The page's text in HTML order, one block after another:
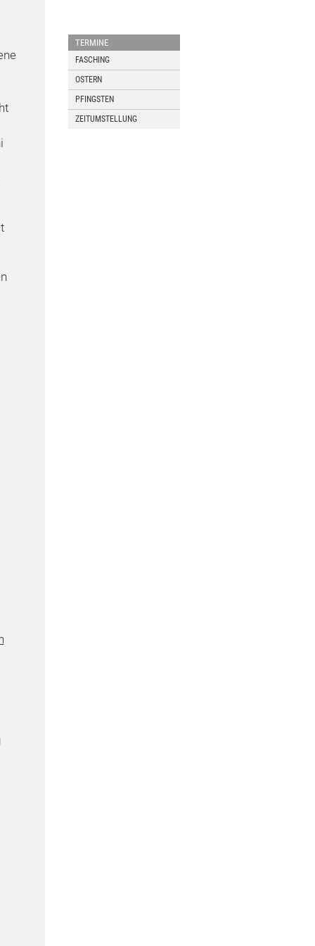
TERMINE
FASCHING
OSTERN
PFINGSTEN
ZEITUMSTELLUNG